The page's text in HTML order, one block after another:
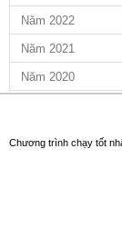
Năm 2022
Năm 2021
Năm 2020
Chương trình chạy tốt